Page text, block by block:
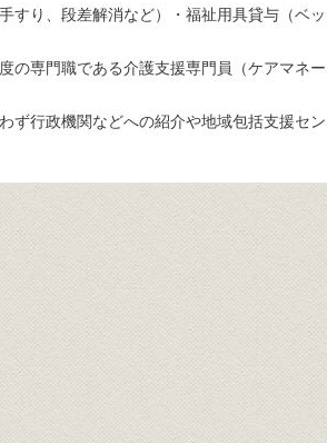
すり、段差解消など）・福祉用具貸与（ベ
の専門職である介護支援専門員（ケアマネ
ず行政機関などへの紹介や地域包括支援セ